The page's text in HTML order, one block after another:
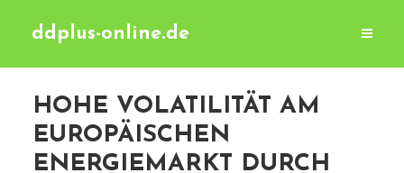
ddplus-online.de
HOHE VOLATILITÄT AM
EUROPÄISCHEN
ENERGIEMARKT DURCH